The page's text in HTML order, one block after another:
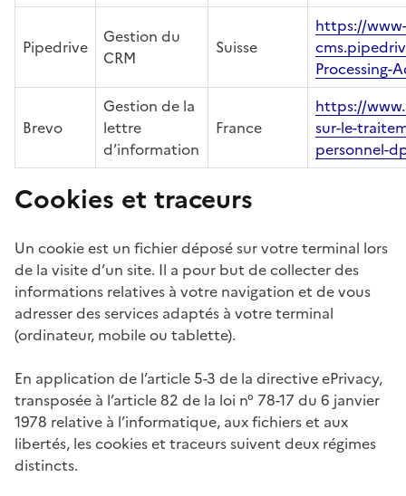
Pipedrive
Gestion du
CRM
Suisse
https://www-
Processing-
Brevo
Gestion de la
lettre
d’information
France
https://
sur-le-
personnel-
Cookies et traceurs
Un cookie est un fichier déposé sur votre terminal lors
de la visite d’un site. Il a pour but de collecter des
informations relatives à votre navigation et de vous
adresser des services adaptés à votre terminal
(ordinateur, mobile ou tablette).
En application de l’article 5-3 de la directive ePrivacy,
transposée à l’article 82 de la loi n° 78-17 du 6 janvier
1978 relative à l’informatique, aux fichiers et aux
libertés, les cookies et traceurs suivent deux régimes
distincts.